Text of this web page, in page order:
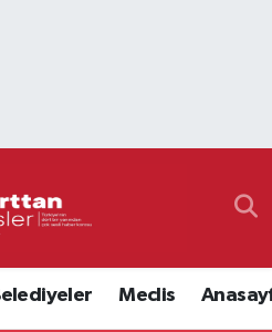
Meclis
ve Fikstür